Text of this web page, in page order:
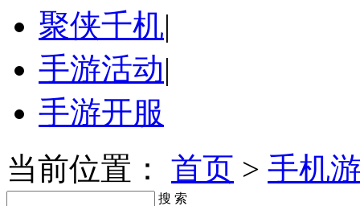
聚侠千机|
手游活动|
手游开服
当前位置： 首页 > 手机
搜 索